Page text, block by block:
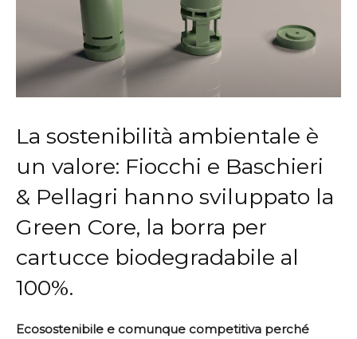
La sostenibilità ambientale è
un valore: Fiocchi e Baschieri
& Pellagri hanno sviluppato la
Green Core, la borra per
cartucce biodegradabile al
100%.
Ecosostenibile e comunque competitiva perché